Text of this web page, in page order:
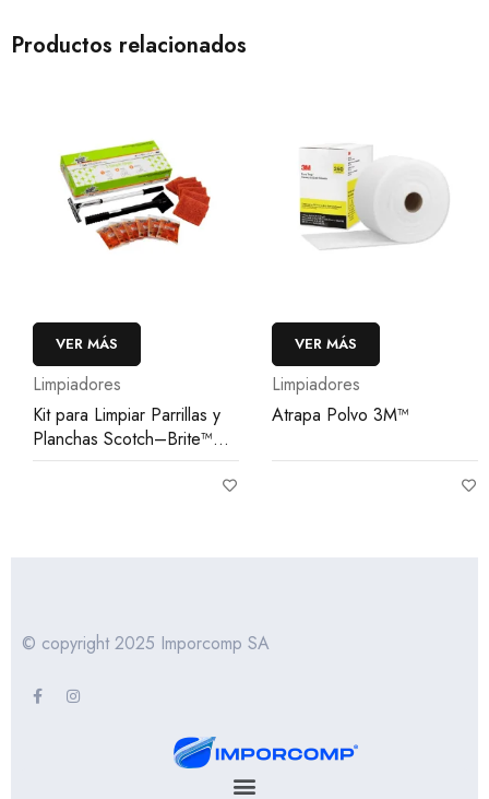
Productos relacionados
VER MÁS
Limpiadores
Kit para Limpiar Parrillas y
Planchas Scotch–Brite™
710
VER MÁS
Limpiadores
Atrapa Polvo 3M™
© copyright 2025 Imporcomp SA